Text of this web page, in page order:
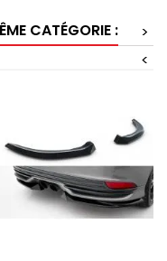
CATÉGORIE :
>
<